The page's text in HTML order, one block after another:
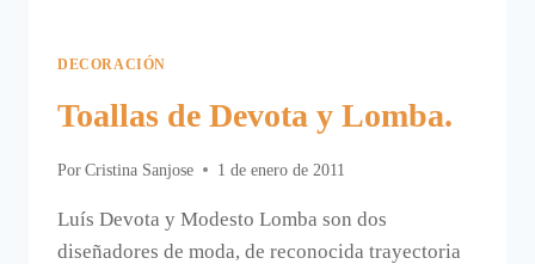
DECORACIÓN
Toallas de Devota y Lomba.
Por Cristina Sanjose 1 de enero de 2011
Luís Devota y Modesto Lomba son dos
diseñadores de moda, de reconocida trayectoria